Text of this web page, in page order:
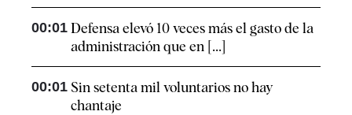
00:01 Defensa elevó 10 veces más el gasto de la
administración que en [...]
00:01 Sin setenta mil voluntarios no hay
chantaje